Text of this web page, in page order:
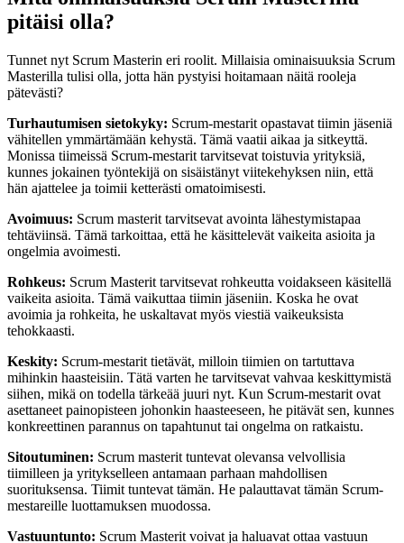
pitäisi olla?
Tunnet nyt Scrum Masterin eri roolit. Millaisia ominaisuuksia Scrum
Masterilla tulisi olla, jotta hän pystyisi hoitamaan näitä rooleja
pätevästi?
Turhautumisen sietokyky: Scrum-mestarit opastavat tiimin jäseniä
vähitellen ymmärtämään kehystä. Tämä vaatii aikaa ja sitkeyttä.
Monissa tiimeissä Scrum-mestarit tarvitsevat toistuvia yrityksiä,
kunnes jokainen työntekijä on sisäistänyt viitekehyksen niin, että
hän ajattelee ja toimii ketterästi omatoimisesti.
Avoimuus: Scrum masterit tarvitsevat avointa lähestymistapaa
tehtäviinsä. Tämä tarkoittaa, että he käsittelevät vaikeita asioita ja
ongelmia avoimesti.
Rohkeus: Scrum Masterit tarvitsevat rohkeutta voidakseen käsitellä
vaikeita asioita. Tämä vaikuttaa tiimin jäseniin. Koska he ovat
avoimia ja rohkeita, he uskaltavat myös viestiä vaikeuksista
tehokkaasti.
Keskity: Scrum-mestarit tietävät, milloin tiimien on tartuttava
mihinkin haasteisiin. Tätä varten he tarvitsevat vahvaa keskittymistä
siihen, mikä on todella tärkeää juuri nyt. Kun Scrum-mestarit ovat
asettaneet painopisteen johonkin haasteeseen, he pitävät sen, kunnes
konkreettinen parannus on tapahtunut tai ongelma on ratkaistu.
Sitoutuminen: Scrum masterit tuntevat olevansa velvollisia
tiimilleen ja yritykselleen antamaan parhaan mahdollisen
suorituksensa. Tiimit tuntevat tämän. He palauttavat tämän Scrum-
mestareille luottamuksen muodossa.
Vastuuntunto: Scrum Masterit voivat ja haluavat ottaa vastuun